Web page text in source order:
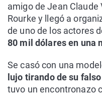
amigo de Jean
Rourke y llegó a
de uno de los actores
80 mil dólares en una
Se casó con una
lujo tirando de su
tuvo un encontronazo